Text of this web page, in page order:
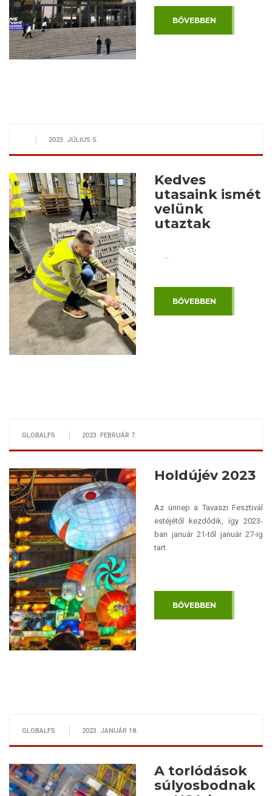
BŐVEBBEN
2023. JÚLIUS 5.
Kedves
utasaink ismét
velünk
utaztak
...
BŐVEBBEN
GLOBALFS 2023. FEBRUÁR 7.
Holdújév 2023
Az ünnep a Tavaszi Fesztivál
estéjétől kezdődik, így 2023-
ban január 21-től január 27-ig
tart.
BŐVEBBEN
GLOBALFS 2023. JANUÁR 18.
A torlódások
súlyosbodnak